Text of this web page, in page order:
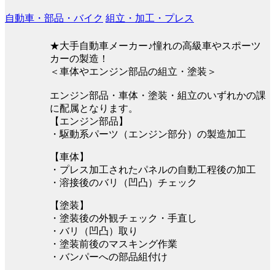
自動車・部品・バイク 組立・加工・プレス
★大手自動車メーカー♪憧れの高級車やスポーツ
カーの製造！
＜車体やエンジン部品の組立・塗装＞
エンジン部品・車体・塗装・組立のいずれかの課
に配属となります。
【エンジン部品】
・駆動系パーツ（エンジン部分）の製造加工
【車体】
・プレス加工されたパネルの自動工程後の加工
・溶接後のバリ（凹凸）チェック
【塗装】
・塗装後の外観チェック・手直し
・バリ（凹凸）取り
・塗装前後のマスキング作業
・バンパーへの部品組付け